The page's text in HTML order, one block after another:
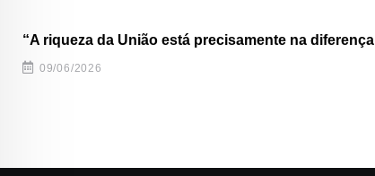
“A riqueza da União está precisamente na diferença
09/06/2026